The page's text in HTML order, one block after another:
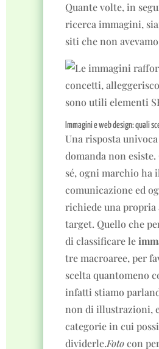
Quante volte, in
ricerca immagini,
siti che non
Immagini e web design: quali
Una risposta univoca
domanda non esiste.
sé, ogni marchio ha
comunicazione ed
richiede una propria
target. Quello che
di classificare le
tre macroaree, per
scelta quantomeno
infatti stiamo
non di illustrazioni,
categorie in cui
dividerle.Fotocon